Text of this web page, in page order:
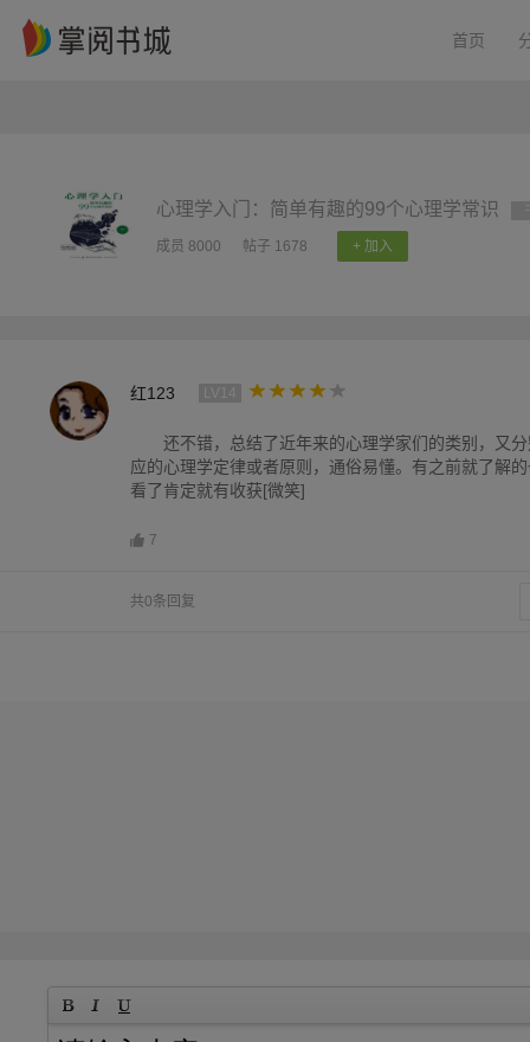
首页
心理学入门：简单有趣的99个心理学常识
成员 8000 帖子 1678 + 加入
红123
还不错，总结了近年来的心理学家们的类别，又
应的心理学定律或者原则，通俗易懂。有之前就了解
看了肯定就有收获[微笑]
7
共0条回复